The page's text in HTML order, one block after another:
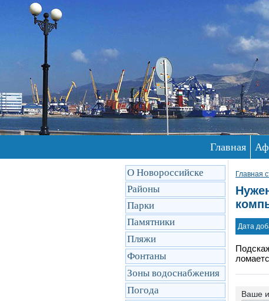
Главная
О Новороссийске
Районы
Парки
Памятники
Пляжи
Фонтаны
Зоны водоснабжения
Погода
Главная
Дата
Ваше